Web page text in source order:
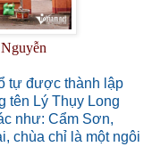
tự được thành lập
tên Lý Thụy Long
như: Cẩm Sơn,
chùa chỉ là một ngôi